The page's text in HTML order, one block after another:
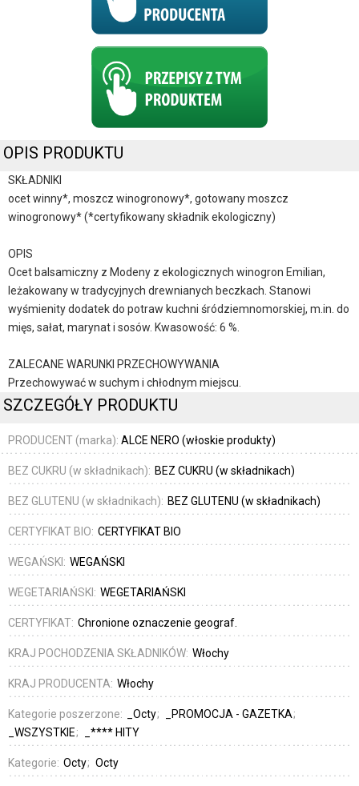
OPIS PRODUKTU
SKŁADNIKI
ocet winny*, moszcz winogronowy*, gotowany moszcz
winogronowy* (*certyfikowany składnik ekologiczny)
OPIS
Ocet balsamiczny z Modeny z ekologicznych winogron Emilian,
leżakowany w tradycyjnych drewnianych beczkach. Stanowi
wyśmienity dodatek do potraw kuchni śródziemnomorskiej, m.in. do
mięs, sałat, marynat i sosów. Kwasowość: 6 %.
ZALECANE WARUNKI PRZECHOWYWANIA
Przechowywać w suchym i chłodnym miejscu.
SZCZEGÓŁY PRODUKTU
PRODUCENT (marka): ALCE NERO (włoskie produkty)
BEZ CUKRU (w składnikach): BEZ CUKRU (w składnikach)
BEZ GLUTENU (w składnikach): BEZ GLUTENU (w składnikach)
CERTYFIKAT BIO: CERTYFIKAT BIO
WEGAŃSKI: WEGAŃSKI
WEGETARIAŃSKI: WEGETARIAŃSKI
CERTYFIKAT: Chronione oznaczenie geograf.
KRAJ POCHODZENIA SKŁADNIKÓW: Włochy
KRAJ PRODUCENTA: Włochy
Kategorie poszerzone: _Octy
_PROMOCJA - GAZETKA
_WSZYSTKIE
_**** HITY
Kategorie: Octy Octy